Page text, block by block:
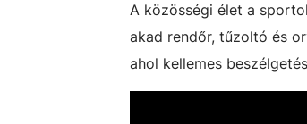
A közösségi élet a
akad rendőr, tűzoltó és
ahol kellemes